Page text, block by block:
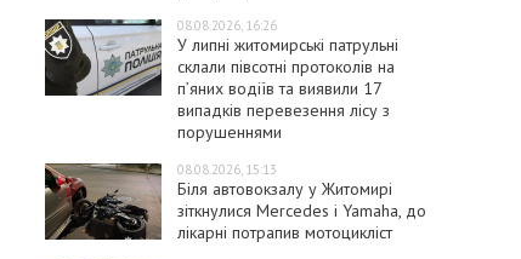
08.08.2026, 16:26
У липні житомирські патрульні
склали півсотні протоколів на
пʼяних водіїв та виявили 17
випадків перевезення лісу з
порушеннями
08.08.2026, 15:13
Біля автовокзалу у Житомирі
зіткнулися Mercedes і Yamaha, до
лікарні потрапив мотоцикліст